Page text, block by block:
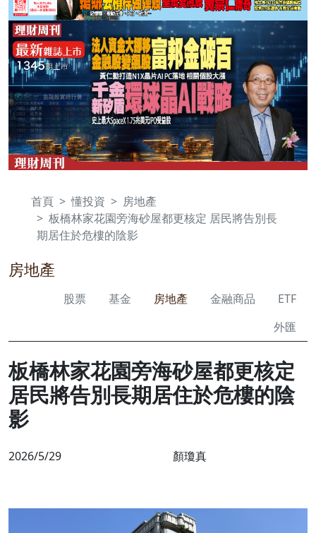
首頁 懂投資
房地產
板橋林家花園旁海砂屋都更核定 居民將告別長
期居住於危樓的陰影
房地產
股票 基金 房地產 金融商品
ETF
外匯
板橋林家花園旁海砂屋都更核定
居民將告別長期居住於危樓的陰
影
2026/5/29 顏瓊真